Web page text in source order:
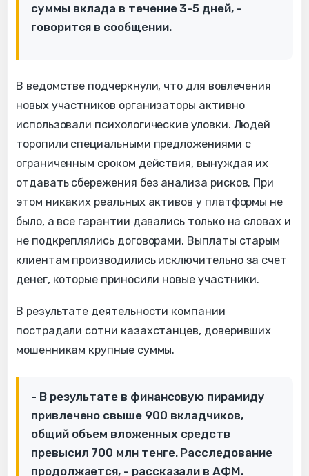
суммы вклада в течение 3-5 дней, -
говорится в сообщении.
В ведомстве подчеркнули, что для вовлечения
новых участников организаторы активно
использовали психологические уловки. Людей
торопили специальными предложениями с
ограниченным сроком действия, вынуждая их
отдавать сбережения без анализа рисков. При
этом никаких реальных активов у платформы не
было, а все гарантии давались только на словах и
не подкреплялись договорами. Выплаты старым
клиентам производились исключительно за счет
денег, которые приносили новые участники.
В результате деятельности компании
пострадали сотни казахстанцев, доверивших
мошенникам крупные суммы.
- В результате в финансовую пирамиду
привлечено свыше 900 вкладчиков,
общий объем вложенных средств
превысил 700 млн тенге. Расследование
продолжается, - рассказали в АФМ.